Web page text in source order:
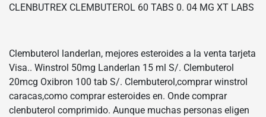
CLENBUTREX CLEMBUTEROL 60 TABS 0. 04 MG XT LABS
Clembuterol landerlan, mejores esteroides a la venta tarjeta
Visa.. Winstrol 50mg Landerlan 15 ml S/. Clembuterol
20mcg Oxibron 100 tab S/. Clembuterol,comprar winstrol
caracas,como comprar esteroides en. Onde comprar
clenbuterol comprimido. Aunque muchas personas eligen